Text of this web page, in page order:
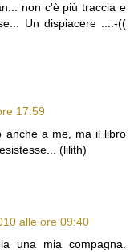
non c'è più traccia e
Un dispiacere ...:-((
17:59
anche a me, ma il libro
(lilith)
alle ore 09:40
una mia compagna.